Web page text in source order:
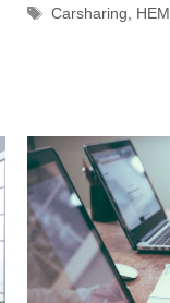
Schlagwörter
Carsharing HEM